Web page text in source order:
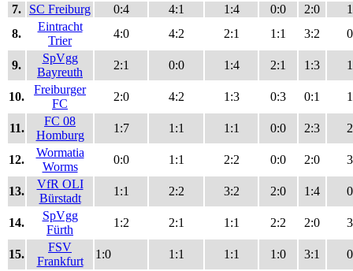
7.
SC Freiburg 0:4 4:1 1:4 0:0 2:0
8.
Eintracht
Trier
4:0 4:2 2:1 1:1 3:2
9.
SpVgg
Bayreuth
2:1 0:0 1:4 2:1 1:3
10.
Freiburger
FC
2:0 4:2 1:3 0:3 0:1
11.
FC 08
Homburg
1:7 1:1 1:1 0:0 2:3
12.
Wormatia
Worms
0:0 1:1 2:2 0:0 2:0
13.
VfR OLI
Bürstadt
1:1 2:2 3:2 2:0 1:4
14.
SpVgg
Fürth
1:2 2:1 1:1 2:2 2:0
15.
FSV
Frankfurt
1:0 1:1 1:1 1:0 3:1